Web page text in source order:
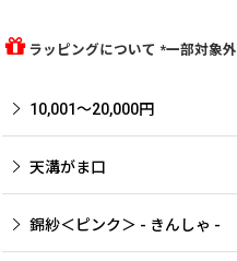
ラッピングについて *一部対象外
10,001〜20,000円
天溝がま口
錦紗＜ピンク＞ - きんしゃ -